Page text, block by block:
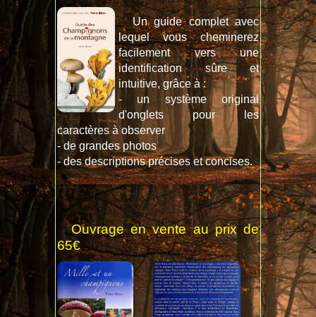
Un guide complet avec
lequel vous cheminerez
facilement vers une
identification sûre et
intuitive, grâce à :
- un système original
d'onglets pour les
caractères à observer
- de grandes photos
- des descriptions précises et concises.
Ouvrage en vente au prix de
65€